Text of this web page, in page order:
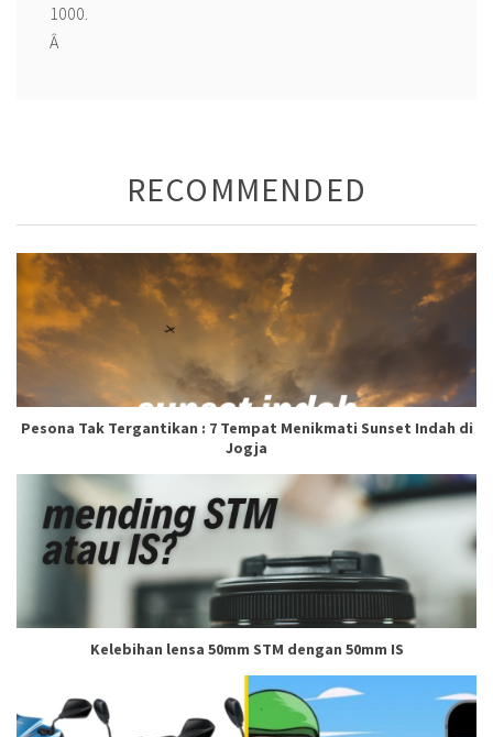
1000.
Â
RECOMMENDED
Pesona Tak Tergantikan : 7 Tempat Menikmati Sunset Indah di
Jogja
Kelebihan lensa 50mm STM dengan 50mm IS